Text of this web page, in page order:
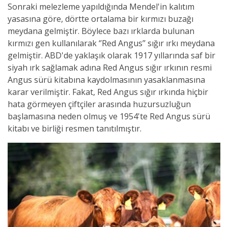
Sonraki melezleme yapıldığında Mendel'in kalıtım
yasasına göre, dörtte ortalama bir kırmızı buzağı
meydana gelmiştir. Böylece bazı ırklarda bulunan
kırmızı gen kullanılarak ‘’Red Angus’’ sığır ırkı meydana
gelmiştir. ABD'de yaklaşık olarak 1917 yıllarında saf bir
siyah ırk sağlamak adına Red Angus sığır ırkının resmi
Angus sürü kitabına kaydolmasının yasaklanmasına
karar verilmiştir. Fakat, Red Angus sığır ırkında hiçbir
hata görmeyen çiftçiler arasında huzursuzluğun
başlamasına neden olmuş ve 1954'te Red Angus sürü
kitabı ve birliği resmen tanıtılmıştır.